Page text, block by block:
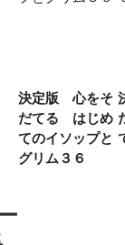
決定版 心をそ
だてる はじめ
てのイソップと
グリム３６